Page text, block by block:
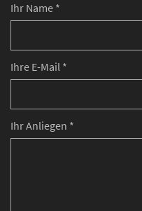
Ihr Name *
Ihre E-Mail *
Ihr Anliegen *